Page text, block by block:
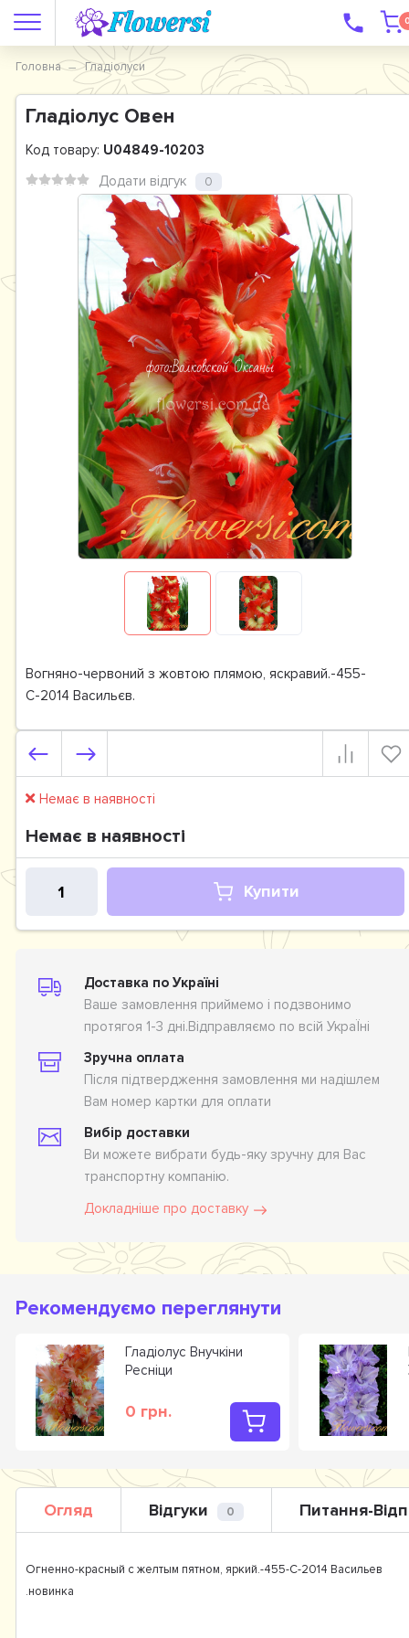
Головна Гладіолуси
Гладiолус Овен
Код товару: U04849-10203
Додати відгук
0
Вогняно-червоний з жовтою плямою, яскравий.-455-
С-2014 Васильєв.
Немає в наявності
Немає в наявності
Купити
Доставка по Україні
Ваше замовлення приймемо і подзвонимо
протягоя 1-3 дні.Відправляємо по всій УкраЇні
Зручна оплата
Після підтвердження замовлення ми надішлем
Вам номер картки для оплати
Вибір доставки
Ви можете вибрати будь-яку зручну для Вас
транспортну компанію.
Докладніше про доставку
Рекомендуємо переглянути
Гладiолус Внучкіни
Ресніци
0 грн.
Огляд Відгуки 0 Питання-
Огненно-красный с желтым пятном, яркий.-455-С-2014 Васильев
.новинка